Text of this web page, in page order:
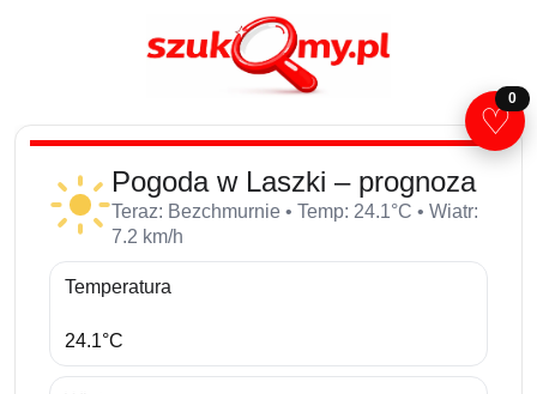
Pogoda w Laszki – prognoza
Teraz: Bezchmurnie • Temp: 24.1°C • Wiatr:
7.2 km/h
Temperatura
24.1°C
♡
0